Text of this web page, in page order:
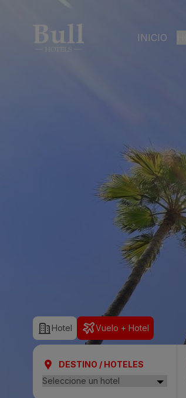
INICIO
Hotel Vuelo + Hotel
DESTINO / HOTELES